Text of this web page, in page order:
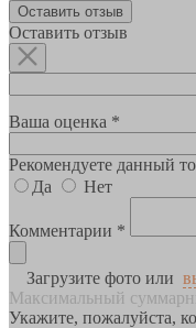
Оставить отзыв
Оставить отзыв
Ваша оценка *
Рекомендуете данный
Да
Нет
Комментарии *
Загрузите фото или
Максимальный
Укажите, пожалуйста,